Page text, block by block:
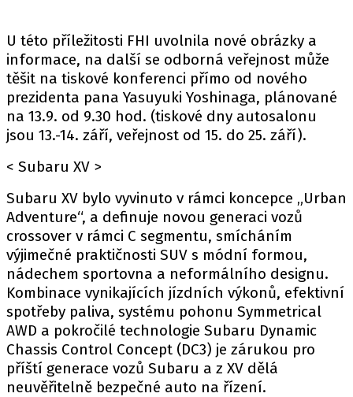
PIT LANE
ČEŠI V AKCI
FIA CEZ & POHÁRY
MEZINÁRODNÍ SCÉNA
Máte příběh, fotku nebo video?
Pošlete e-mail na autoroad.cz
ETICKÝ KODEX
KONTAKT
VYDAVATEL
INZERCE
OSOBNÍ ÚDAJE / COOKIES
U této příležitosti FHI uvolnila nové obrázky a
informace, na další se odborná veřejnost může
těšit na tiskové konferenci přímo od nového
prezidenta pana Yasuyuki Yoshinaga, plánované
na 13.9. od 9.30 hod. (tiskové dny autosalonu
jsou 13.-14. září, veřejnost od 15. do 25. září).
< Subaru XV >
Subaru XV bylo vyvinuto v rámci koncepce „Urban
Adventure“, a definuje novou generaci vozů
crossover v rámci C segmentu, smícháním
výjimečné praktičnosti SUV s módní formou,
nádechem sportovna a neformálního designu.
Kombinace vynikajících jízdních výkonů, efektivní
spotřeby paliva, systému pohonu Symmetrical
AWD a pokročilé technologie Subaru Dynamic
Chassis Control Concept (DC3) je zárukou pro
příští generace vozů Subaru a z XV dělá
neuvěřitelně bezpečné auto na řízení.